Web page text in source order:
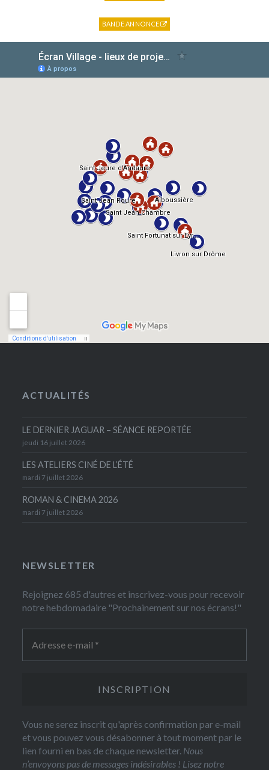
BANDE ANNONCE
ACTUALITÉS
LE DERNIER JAGUAR – SÉANCE REPORTÉE
jeudi 16 juillet 2026
LES ATELIERS CINÉ DE L’ÉTÉ
mardi 7 juillet 2026
ROMAN & CINEMA 2026
mardi 7 juillet 2026
NEWSLETTER
Rejoignez 685 d'autres et inscrivez-vous pour recevoir
notre hebdomadaire "Prochainement sur nos écrans!"
Vous ne serez inscrit qu'après confirmation par e-mail
et vous pouvez vous désabonner à tout moment par le
lien fourni en bas de chaque newsletter. Nous
n’envoyons pas de messages indésirables ! Lisez notre